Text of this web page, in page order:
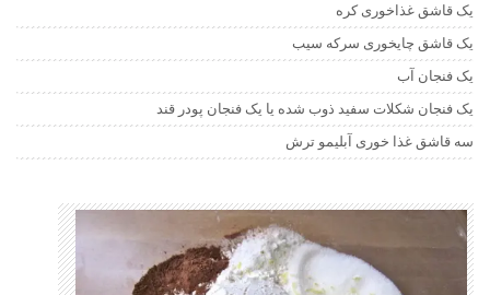
یک قاشق غذاخوری کره
یک قاشق چایخوری سرکه سیب
یک فنجان آب
یک فنجان شکلات سفید ذوب شده یا یک فنجان پودر قند
سه قاشق غذا خوری آبلیمو ترش